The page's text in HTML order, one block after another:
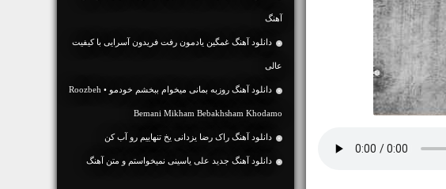
آهنگ
دانلود آهنگ غمگین یادمون رفت فریدون آسرایی با کیفیت
عالی
دانلود آهنگ روزبه بمانی میخوام ببخشم خودمو • Roozbeh
Bemani Mikham Bebakhsham Khodamo
دانلود آهنگ راک رضا یزدانی یخ تنهاییم رو آب کن
دانلود آهنگ جديد علی یاسینی نمیخواستم و متن آهنگ